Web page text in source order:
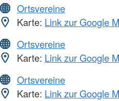
Ortsvereine
Karte: Link zur Google
Ortsvereine
Karte: Link zur Google
Ortsvereine
Karte: Link zur Google